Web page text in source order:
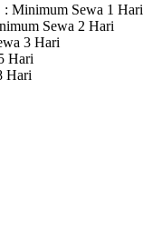
: Minimum Sewa 1 Hari
Sewa 2 Hari
3 Hari
Hari
Hari